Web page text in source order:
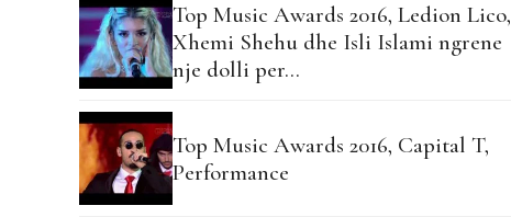
Top Music Awards 2016, Ledion Lico,
Xhemi Shehu dhe Isli Islami ngrene
nje dolli per…
Top Music Awards 2016, Capital T,
Performance